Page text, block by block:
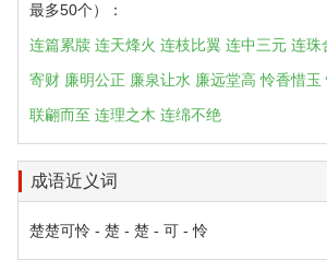
最多50个）：
连篇累牍 连天烽火 连枝比翼 连中三元 连珠
寄财 廉明公正 廉泉让水 廉远堂高 怜香惜玉
联翩而至 连理之木 连绵不绝
成语近义词
楚楚可怜 - 楚 - 楚 - 可 - 怜